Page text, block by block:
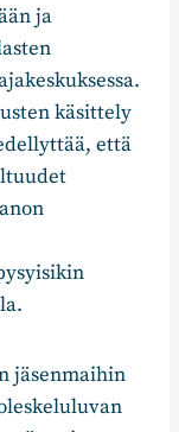
ja
käsittely
että
jäsenmaihin